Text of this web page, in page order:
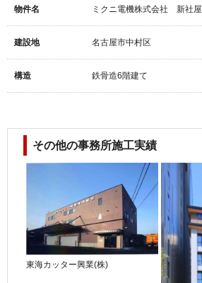
物件名 ミクニ電機株式会社 新社屋
建設地 名古屋市中村区
構造 鉄骨造6階建て
その他の事務所施工実績
東海カッター興業(株)